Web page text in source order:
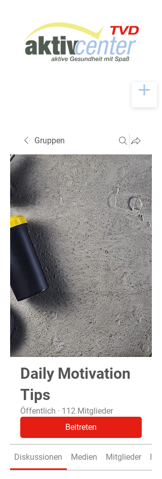
Gruppen
Daily Motivation
Tips
Öffentlich · 112 Mitglieder
Beitreten
Diskussionen Medien Mitglieder Info